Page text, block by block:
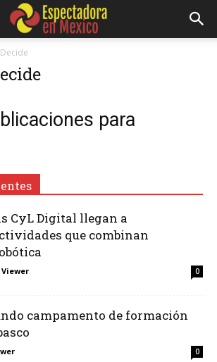
Decide
para
CyL Digital llegan a
que combinan
0
campamento de formación
0